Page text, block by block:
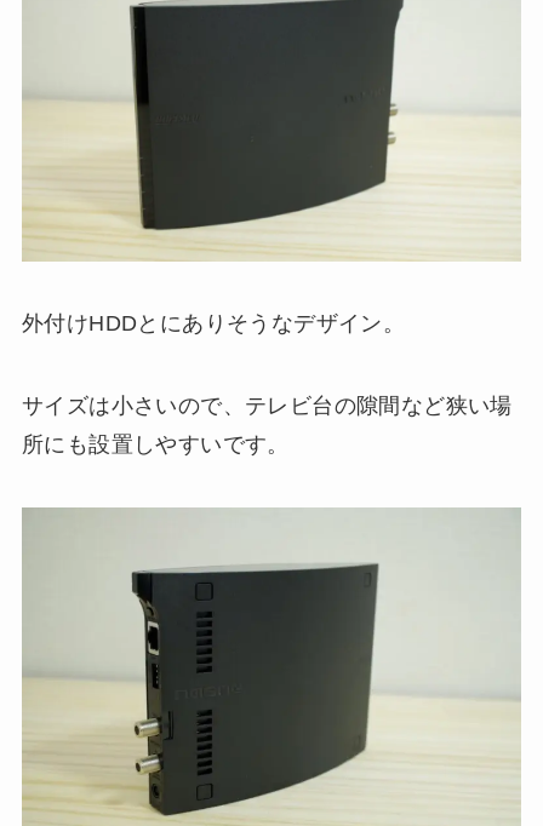
外付けHDDとにありそうなデザイン。
サイズは小さいので、テレビ台の隙間など狭い場
所にも設置しやすいです。